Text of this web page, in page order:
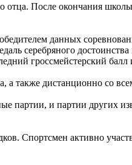
отца. После окончания
данных
серебряного
гроссмейстерский балл
а также дистанционно со
партии, и партии других
Спортсмен активно